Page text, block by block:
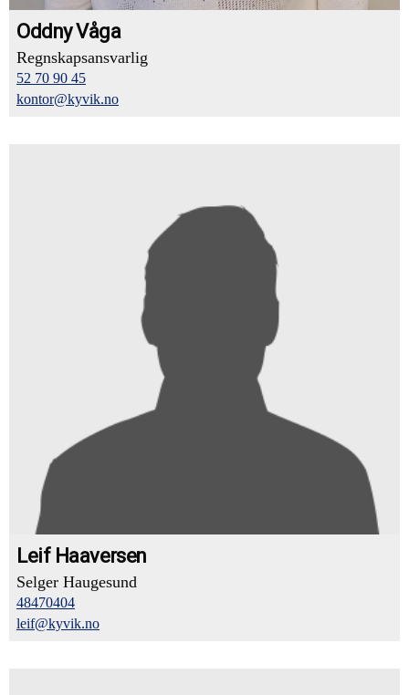
Oddny Våga
Regnskapsansvarlig
52 70 90 45
kontor@kyvik.no
Leif Haaversen
Selger Haugesund
48470404
leif@kyvik.no